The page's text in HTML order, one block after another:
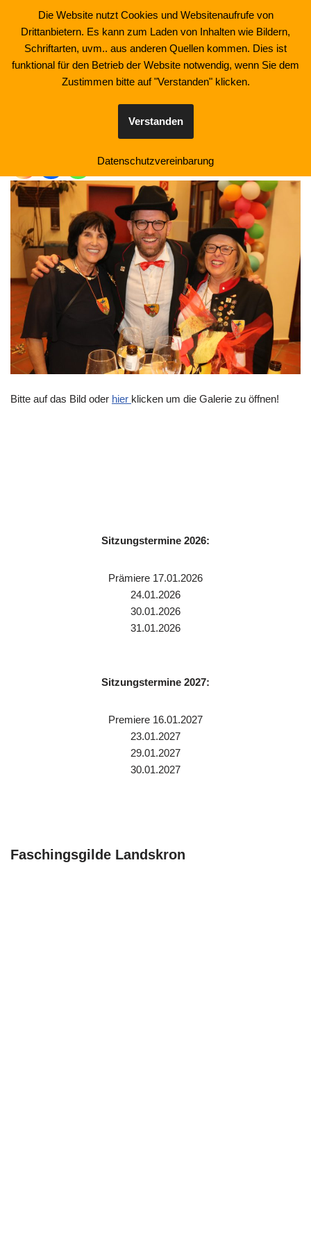
Zum
Inhalt
springen
Sitzung am 15.2.2025
Bitte auf das Bild oder hier klicken um die Galerie zu öffnen!
Sitzungstermine 2026:
Prämiere 17.01.2026
24.01.2026
30.01.2026
31.01.2026
Sitzungstermine 2027:
Premiere 16.01.2027
23.01.2027
29.01.2027
30.01.2027
Faschingsgilde Landskron
Die Website nutzt Cookies und Websitenaufrufe von
Drittanbietern. Es kann zum Laden von Inhalten wie Bildern,
Schriftarten, uvm.. aus anderen Quellen kommen. Dies ist
funktional für den Betrieb der Website notwendig, wenn Sie dem
Zustimmen bitte auf "Verstanden" klicken.
Verstanden
Datenschutzvereinbarung